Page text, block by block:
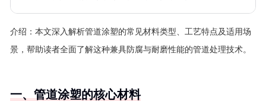
介绍： 本文深入解析管道涂塑的常见材料类型、工艺特点及适用场
景，帮助读者全面了解这种兼具防腐与耐磨性能的管道处理技术。
一、管道涂塑的核心材料